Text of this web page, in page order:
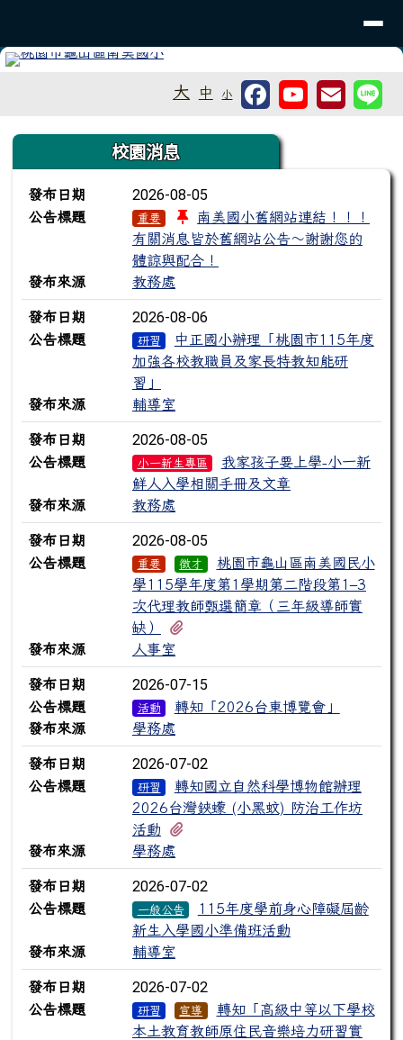
大 中 小
上中區域內容校園消息
新聞列表
發布日期 2026-08-05
公告標題 重要
南美國小舊網站連結！！！
有關消息皆於舊網站公告～謝謝您的
體諒與配合！
發布來源
教務處
發布日期 2026-08-06
公告標題 研習
中正國小辦理「桃園市115年度
加強各校教職員及家長特教知能研
習」
發布來源
輔導室
發布日期 2026-08-05
公告標題 小一新生專區
我家孩子要上學-小一新
鮮人入學相關手冊及文章
發布來源
教務處
發布日期 2026-08-05
公告標題 重要 徵才
桃園市龜山區南美國民小
學115學年度第1學期第二階段第1–3
次代理教師甄選簡章（三年級導師實
缺）
發布來源
人事室
發布日期 2026-07-15
公告標題 活動
轉知「2026台東博覽會」
發布來源
學務處
發布日期 2026-07-02
公告標題 研習
轉知國立自然科學博物館辦理
2026台灣鋏蠓 (小黑蚊) 防治工作坊
活動
發布來源
學務處
發布日期 2026-07-02
公告標題 一般公告
115年度學前身心障礙屆齡
新生入學國小準備班活動
發布來源
輔導室
發布日期 2026-07-02
公告標題 研習 宣導
轉知「高級中等以下學校
本土教育教師原住民音樂培力研習實